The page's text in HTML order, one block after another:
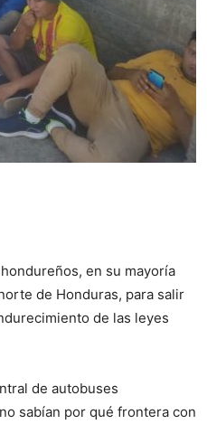
en su mayoría
de Honduras, para salir
de las leyes
de autobuses
sabían por qué frontera con